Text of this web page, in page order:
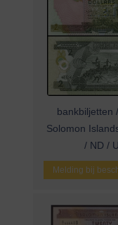
bankbiljetten
Solomon
/ ND /
Melding bij